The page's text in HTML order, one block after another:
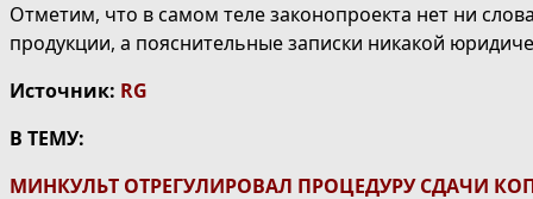
Отметим, что в самом теле законопроекта нет ни
продукции, а пояснительные записки никакой
Источник: RG
В ТЕМУ:
МИНКУЛЬТ ОТРЕГУЛИРОВАЛ ПРОЦЕДУРУ СДАЧИ